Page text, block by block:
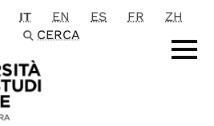
principale
IT EN ES FR
ZH
CERCA